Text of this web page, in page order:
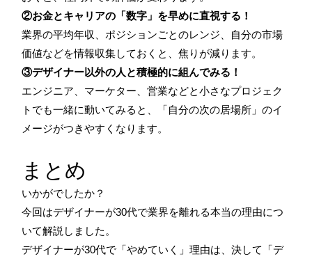
②お金とキャリアの「数字」を早めに直視する！
業界の平均年収、ポジションごとのレンジ、自分の市場
価値などを情報収集しておくと、焦りが減ります。
③デザイナー以外の人と積極的に組んでみる！
エンジニア、マーケター、営業などと小さなプロジェク
トでも一緒に動いてみると、「自分の次の居場所」のイ
メージがつきやすくなります。
まとめ
いかがでしたか？
今回はデザイナーが30代で業界を離れる本当の理由につ
いて解説しました。
デザイナーが30代で「やめていく」理由は、決して「デ